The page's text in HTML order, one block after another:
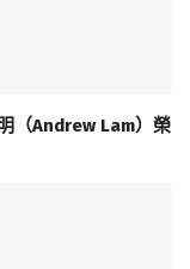
（Andrew Lam）榮